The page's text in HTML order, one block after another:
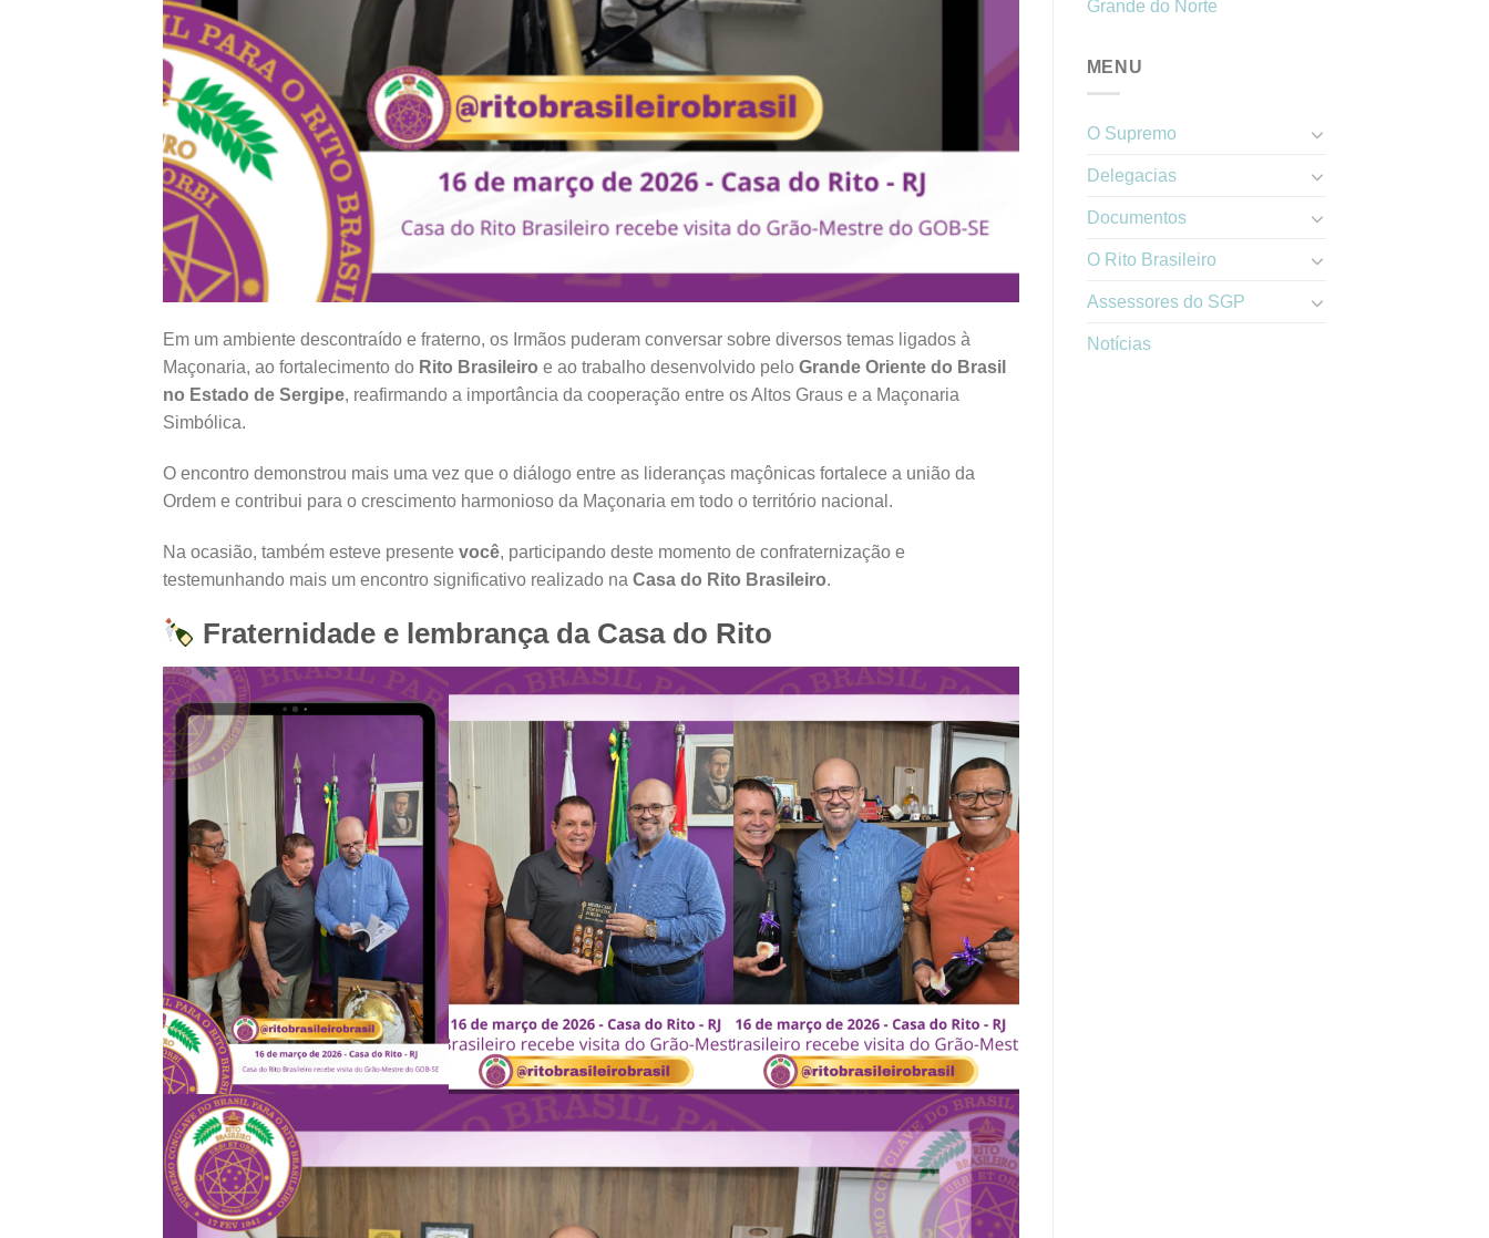
Em um ambiente descontraído e fraterno, os Irmãos puderam conversar sobre diversos temas ligados à
Maçonaria, ao fortalecimento do Rito Brasileiro e ao trabalho desenvolvido pelo Grande Oriente do Brasil
no Estado de Sergipe, reafirmando a importância da cooperação entre os Altos Graus e a Maçonaria
Simbólica.
O encontro demonstrou mais uma vez que o diálogo entre as lideranças maçônicas fortalece a união da
Ordem e contribui para o crescimento harmonioso da Maçonaria em todo o território nacional.
Na ocasião, também esteve presente você, participando deste momento de confraternização e
testemunhando mais um encontro significativo realizado na Casa do Rito Brasileiro.
Fraternidade e lembrança da Casa do Rito
Grande do Norte
MENU
O Supremo
Delegacias
Documentos
O Rito Brasileiro
Assessores do SGP
Notícias